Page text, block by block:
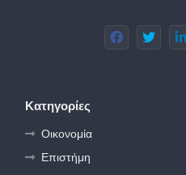
Κατηγορίες
Οικονομία
Επιστήμη